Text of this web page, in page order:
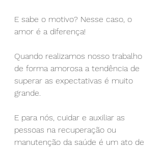
E sabe o motivo? Nesse caso, o
amor é a diferença!
Quando realizamos nosso trabalho
de forma amorosa a tendência de
superar as expectativas é muito
grande.
E para nós, cuidar e auxiliar as
pessoas na recuperação ou
manutenção da saúde é um ato de